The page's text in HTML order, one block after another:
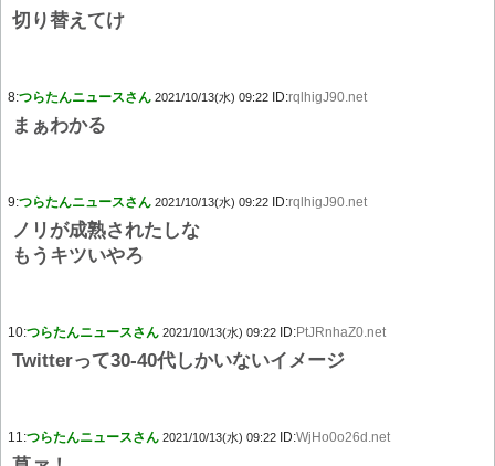
切り替えてけ
8:つらたんニュースさん 2021/10/13(水) 09:22 ID:rqlhigJ90.net
まぁわかる
9:つらたんニュースさん 2021/10/13(水) 09:22 ID:rqlhigJ90.net
ノリが成熟されたしな
もうキツいやろ
10:つらたんニュースさん 2021/10/13(水) 09:22 ID:PtJRnhaZ0.net
Twitterって30-40代しかいないイメージ
11:つらたんニュースさん 2021/10/13(水) 09:22 ID:WjHo0o26d.net